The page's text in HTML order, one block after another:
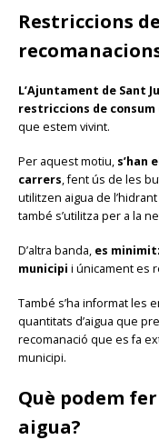
Restriccions
L’Ajuntament de Sant
restriccions de consum
que estem vivint.
Per aquest motiu, s’han
carrers, fent ús de les
utilitzen aigua de
també s’utilitza per a la
D’altra banda, es
municipi i únicament es
També s’ha informat les
quantitats d’aigua que
recomanació que es fa
municipi.
Què podem
aigua?